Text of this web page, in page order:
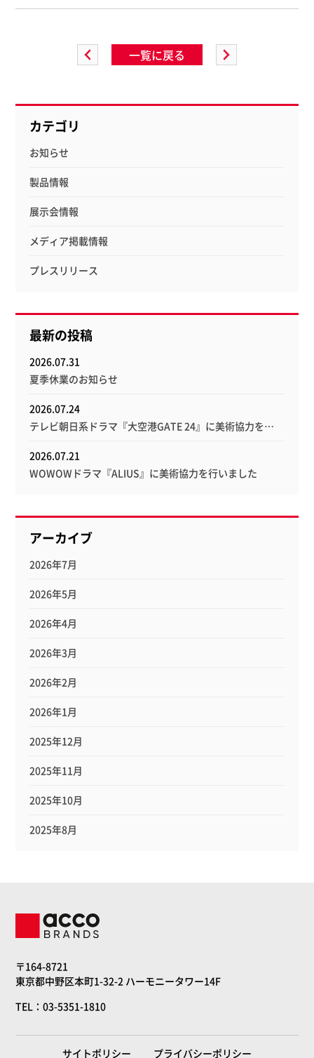
一覧に戻る
カテゴリ
お知らせ
製品情報
展示会情報
メディア掲載情報
プレスリリース
最新の投稿
2026.07.31
夏季休業のお知らせ
2026.07.24
テレビ朝日系ドラマ『大空港GATE 24』に美術協力を…
2026.07.21
WOWOWドラマ『ALIUS』に美術協力を行いました
アーカイブ
2026年7月
2026年5月
2026年4月
2026年3月
2026年2月
2026年1月
2025年12月
2025年11月
2025年10月
2025年8月
〒164-8721
東京都中野区本町1-32-2 ハーモニータワー14F
TEL：03-5351-1810
サイトポリシー プライバシーポリシー